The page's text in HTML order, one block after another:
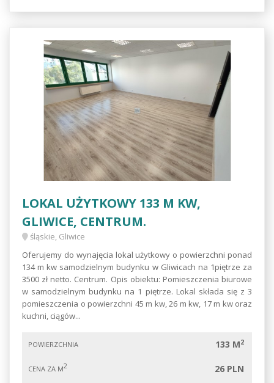
LOKAL UŻYTKOWY 133 M KW,
GLIWICE, CENTRUM.
śląskie, Gliwice
Oferujemy do wynajęcia lokal użytkowy o powierzchni ponad
134 m kw samodzielnym budynku w Gliwicach na 1piętrze za
3500 zł netto. Centrum. Opis obiektu: Pomieszczenia biurowe
w samodzielnym budynku na 1 piętrze. Lokal składa się z 3
pomieszczenia o powierzchni 45 m kw, 26 m kw, 17 m kw oraz
kuchni, ciągów...
POWIERZCHNIA 133 M2
CENA ZA M2 26 PLN